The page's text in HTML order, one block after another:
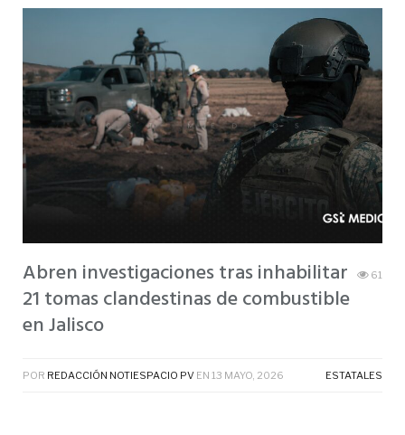
Abren investigaciones tras inhabilitar
21 tomas clandestinas de combustible
en Jalisco
61
POR REDACCIÓN NOTIESPACIO PV EN 13 MAYO, 2026 ESTATALES